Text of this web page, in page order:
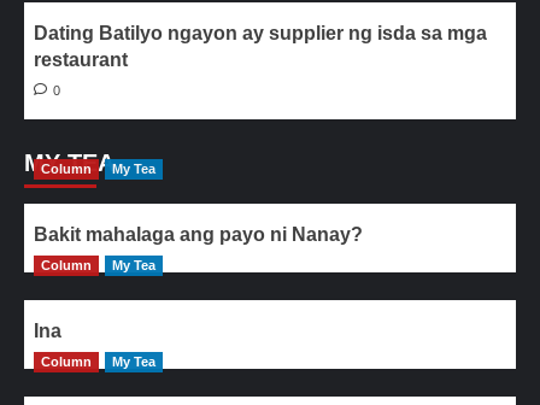
Dating Batilyo ngayon ay supplier ng isda sa mga
restaurant
0
MY TEA
Column My Tea
Bakit mahalaga ang payo ni Nanay?
Column My Tea
Ina
Column My Tea